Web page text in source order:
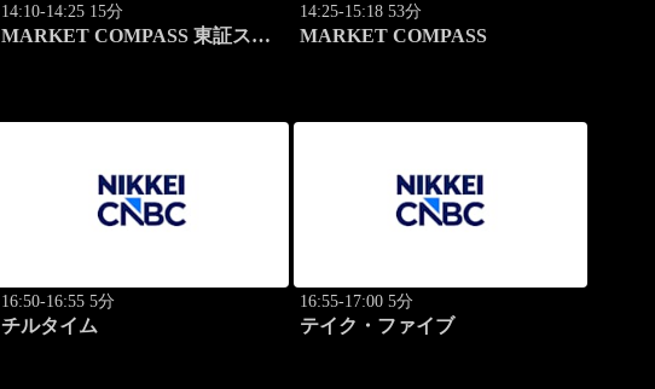
14:10-14:25 15分
MARKET COMPASS 東証スタ
14:25-15:18 53分
MARKET COMPASS
16:50-16:55 5分
チルタイム
16:55-17:00 5分
テイク・ファイブ